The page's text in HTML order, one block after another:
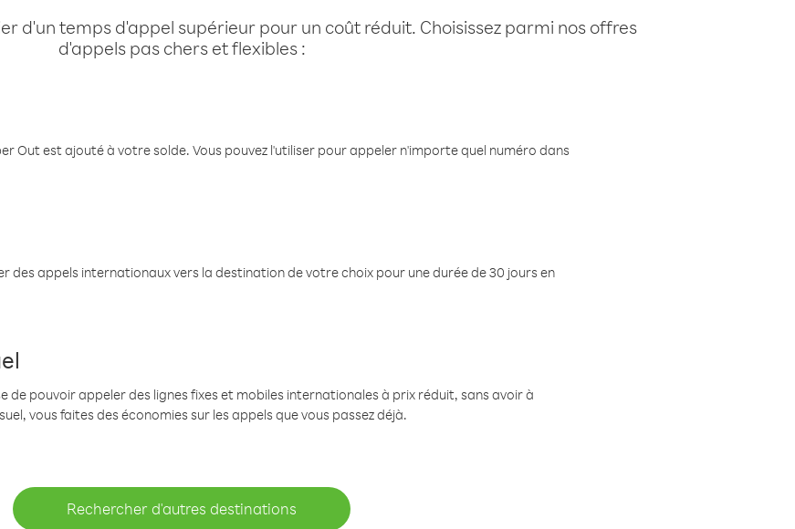
d'un temps d'appel supérieur pour un coût réduit. Choisissez parmi nos offres
d'appels pas chers et flexibles :
Out est ajouté à votre solde. Vous pouvez l'utiliser pour appeler n'importe quel numéro dans
des appels internationaux vers la destination de votre choix pour une durée de 30 jours en
de pouvoir appeler des lignes fixes et mobiles internationales à prix réduit, sans avoir à
vous faites des économies sur les appels que vous passez déjà.
Rechercher d'autres destinations